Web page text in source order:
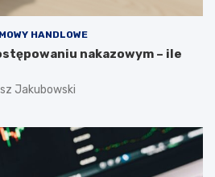
HANDLOWE
nakazowym – ile
Jakubowski